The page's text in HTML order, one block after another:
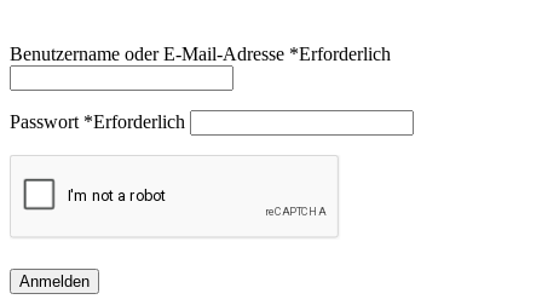
Benutzername oder E-Mail-Adresse *Erforderlich
Passwort *Erforderlich
Anmelden